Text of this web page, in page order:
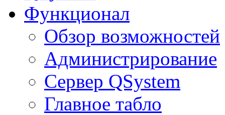
Функционал
Обзор возможностей
Администрирование
Сервер QSystem
Главное табло